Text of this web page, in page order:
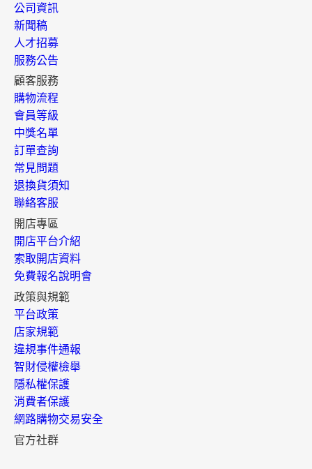
公司資訊
新聞稿
人才招募
服務公告
顧客服務
購物流程
會員等級
中獎名單
訂單查詢
常見問題
退換貨須知
聯絡客服
開店專區
開店平台介紹
索取開店資料
免費報名說明會
政策與規範
平台政策
店家規範
違規事件通報
智財侵權檢舉
隱私權保護
消費者保護
網路購物交易安全
官方社群